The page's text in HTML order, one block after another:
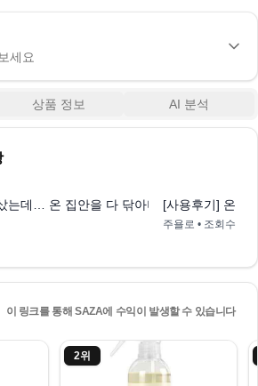
세요
상품 정보 AI 분석
는데… 온 집안을 다 닦아버린 미친 반전! ㅣ
[사용후기] 온더
주욜로 • 조회수
이 링크를 통해 SAZA에 수익이 발생할 수 있습니다
2위